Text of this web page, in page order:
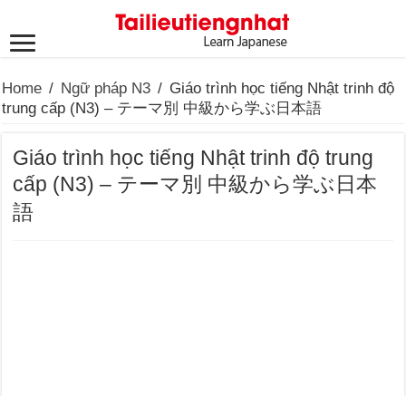
Home / Ngữ pháp N3 / Giáo trình học tiếng Nhật trinh độ
trung cấp (N3) – テーマ別 中級から学ぶ日本語
Giáo trình học tiếng Nhật trinh độ trung
cấp (N3) – テーマ別 中級から学ぶ日本
語